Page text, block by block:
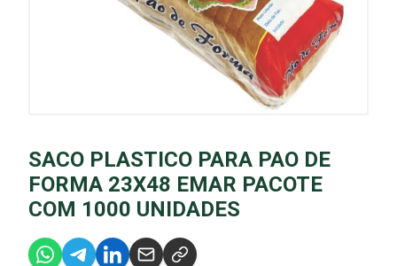
SACO PLASTICO PARA PAO DE
FORMA 23X48 EMAR PACOTE
COM 1000 UNIDADES